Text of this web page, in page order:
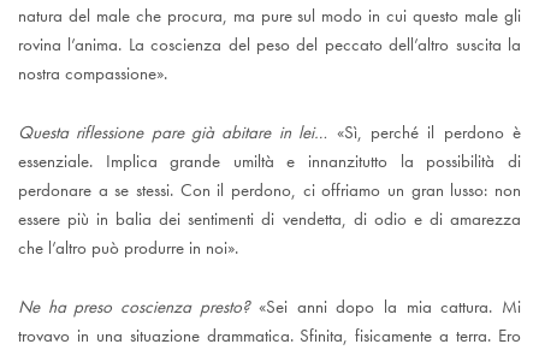
natura del male che procura, ma pure sul modo in cui questo male gli
rovina l’anima. La coscienza del peso del peccato dell’altro suscita la
nostra compassione».
Questa riflessione pare già abitare in lei… «Sì, perché il perdono è
essenziale. Implica grande umiltà e innanzitutto la possibilità di
perdonare a se stessi. Con il perdono, ci offriamo un gran lusso: non
essere più in balia dei sentimenti di vendetta, di odio e di amarezza
che l’altro può produrre in noi».
Ne ha preso coscienza presto?«Sei anni dopo la mia cattura. Mi
trovavo in una situazione drammatica. Sfinita, fisicamente a terra. Ero